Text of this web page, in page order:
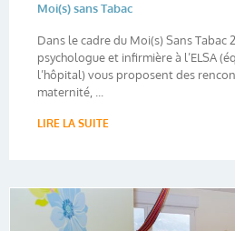
Moi(s) sans Tabac
Dans le cadre du Moi(s) Sans Tabac
psychologue et infirmière à l’ELSA
l’hôpital) vous proposent des
maternité, ...
LIRE LA SUITE